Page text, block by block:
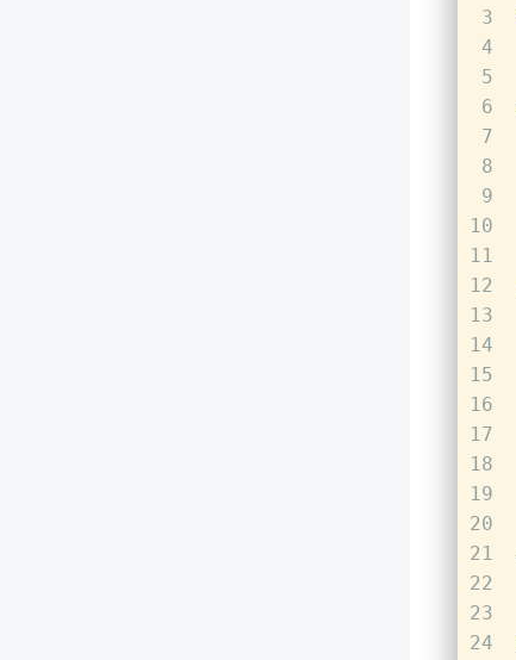
3
4
5
6
7
8
9
10
11
12
13
14
15
16
17
18
19
20
21
22
23
24